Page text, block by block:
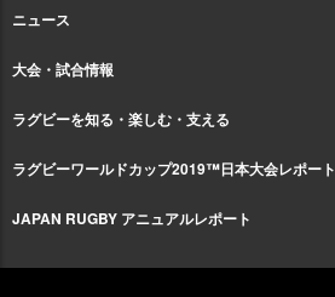
ニュース
大会・試合情報
ラグビーを知る・楽しむ・支える
ラグビーワールドカップ2019™日本大会レポート
JAPAN RUGBY アニュアルレポート